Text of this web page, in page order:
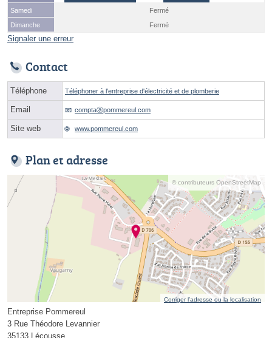
Samedi
Fermé
Dimanche
Fermé
Signaler une erreur
Contact
Téléphone Téléphoner à l'entreprise d'électricité et de plomberie
Email comptaⓐpommereul.com
Site web www.pommereul.com
Plan et adresse
© contributeurs OpenStreetMap
Corriger l’adresse ou la localisation
Entreprise Pommereul
3 Rue Théodore Levannier
35133 Lécousse